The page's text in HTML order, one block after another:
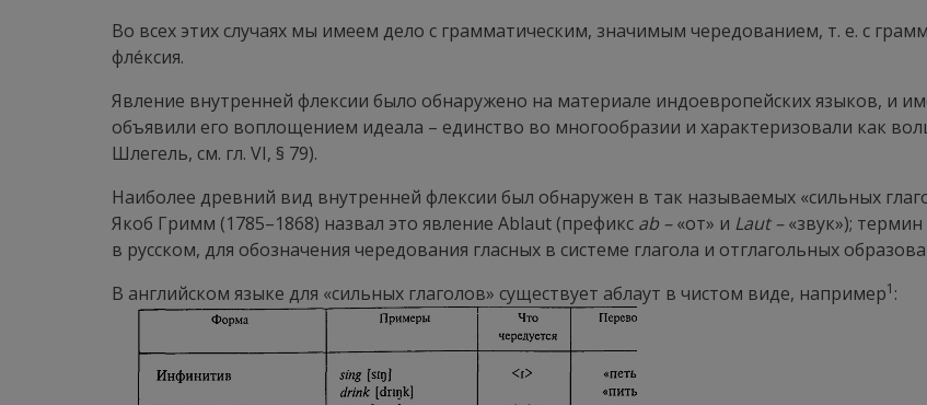
Во всех этих случаях мы имеем дело с грамматическим, значимым чередованием, т. е. с
флéксия.
Явление внутренней флексии было обнаружено на материале индоевропейских языков, и
объявили его воплощением идеала – единство во многообразии и характеризовали как
Шлегель, см. гл. VI, § 79).
Наиболее древний вид внутренней флексии был обнаружен в так называемых «сильных
Якоб Гримм (1785–1868) назвал это явление Ablaut (префикс аb – «от» и Laut – «звук»);
в русском, для обозначения чередования гласных в системе глагола и отглагольных
В английском языке для «сильных глаголов» существует аблаут в чистом виде, например1 :